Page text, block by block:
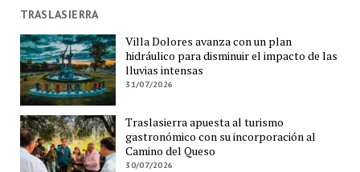
TRASLASIERRA
Villa Dolores avanza con un plan
hidráulico para disminuir el impacto de las
lluvias intensas
31/07/2026
Traslasierra apuesta al turismo
gastronómico con su incorporación al
Camino del Queso
30/07/2026